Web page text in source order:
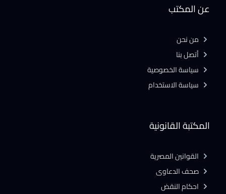
المكتبة القانونية
القوانين المصرية
صحف الدعاوى
احكام النقض
عن المكتب
من نحن
أتصل بنا
سياسة الخصوصية
سياسة الاستخدام